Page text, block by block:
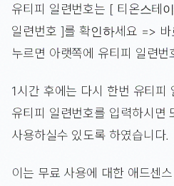
유티피 일련번호는 [ 티온스테
일련번호 ]를 확인하세요 =>
누르면 아랫쪽에 유티피 일련
1시간 후에는 다시 한번 유티피
유티피 일련번호를 입력하시면
사용하실수 있도록 하였습니다.
이는 무료 사용에 대한 애드센